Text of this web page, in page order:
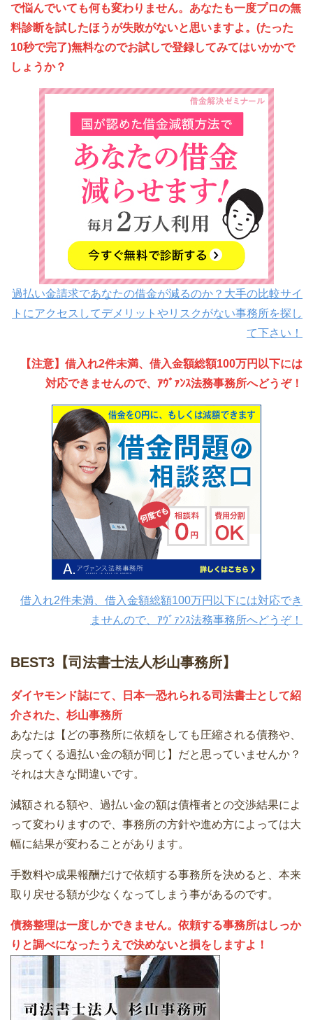
で悩んでいても何も変わりません。あなたも一度プロの無
料診断を試したほうが失敗がないと思いますよ。(たった
10秒で完了)無料なのでお試しで登録してみてはいかかで
しょうか？
過払い金請求であなたの借金が減るのか？大手の比較サイ
トにアクセスしてデメリットやリスクがない事務所を探し
て下さい！
【注意】借入れ2件未満、借入金額総額100万円以下には
対応できませんので、ｱｳﾞｧﾝｽ法務事務所へどうぞ！
借入れ2件未満、借入金額総額100万円以下には対応でき
ませんので、ｱｳﾞｧﾝｽ法務事務所へどうぞ！
BEST3【司法書士法人杉山事務所】
ダイヤモンド誌にて、日本一恐れられる司法書士として紹
介された、杉山事務所
あなたは【どの事務所に依頼をしても圧縮される債務や、
戻ってくる過払い金の額が同じ】だと思っていませんか？
それは大きな間違いです。
減額される額や、過払い金の額は債権者との交渉結果によ
って変わりますので、事務所の方針や進め方によっては大
幅に結果が変わることがあります。
手数料や成果報酬だけで依頼する事務所を決めると、本来
取り戻せる額が少なくなってしまう事があるのです。
債務整理は一度しかできません。依頼する事務所はしっか
りと調べになったうえで決めないと損をしますよ！